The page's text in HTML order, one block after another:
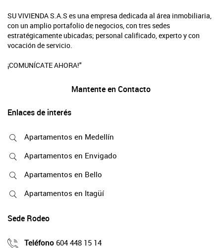
SU VIVIENDA S.A.S es una empresa dedicada al área inmobiliaria,
con un amplio portafolio de negocios, con tres sedes
estratégicamente ubicadas; personal calificado, experto y con
vocación de servicio.
¡COMUNÍCATE AHORA!"
Mantente en Contacto
Enlaces de interés
Apartamentos en Medellín
Apartamentos en Envigado
Apartamentos en Bello
Apartamentos en Itagüí
Sede Rodeo
Teléfono 604 448 15 14